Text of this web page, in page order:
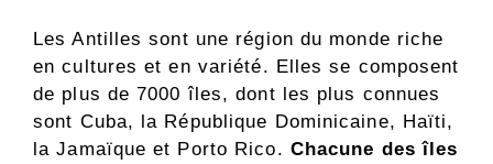
Les Antilles sont une région du monde riche
en cultures et en variété. Elles se composent
de plus de 7000 îles, dont les plus connues
sont Cuba, la République Dominicaine, Haïti,
la Jamaïque et Porto Rico. Chacune des îles